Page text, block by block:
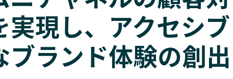
実現し、アクセシブ
ブランド体験の創出